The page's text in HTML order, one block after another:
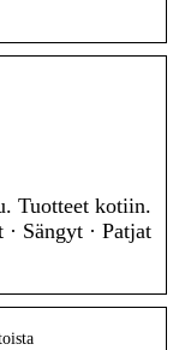
Tuotteet kotiin.
Sängyt · Patjat